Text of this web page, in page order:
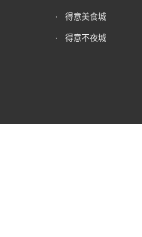
· 得意美食城
· 得意不夜城